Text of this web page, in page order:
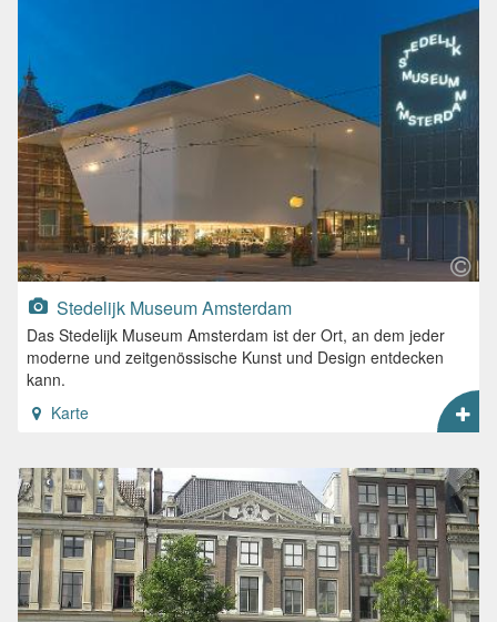
Stedelijk Museum Amsterdam
Das Stedelijk Museum Amsterdam ist der Ort, an dem jeder
moderne und zeitgenössische Kunst und Design entdecken
kann.
Karte